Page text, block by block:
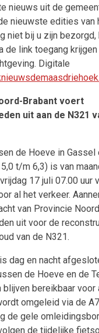
nieuws uit de
nieuwste edities van
niet bij u zijn bezorgd,
de link toegang
Digitale
Brabant voert
uit aan de N321
de Hoeve in Gassel
t/m 6,3) is van
17 juli 07.00 uur
al het verkeer.
van Provincie
uit voor de
van de N321.
dag en nacht
de Hoeve en de
blijven bereikbaar voor
omgeleid via de
de gele
de tijdelijke